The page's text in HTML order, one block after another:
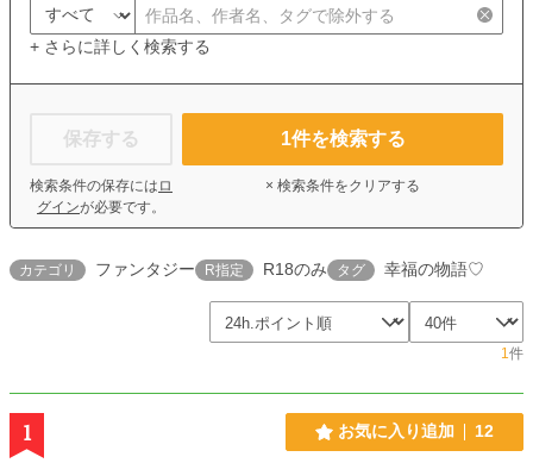
+ さらに詳しく検索する
保存する
検索条件の保存には ロ
グインが必要です。
1件を検索する
× 検索条件をクリアする
カテゴリ ファンタジー R指定 R18のみ タグ 幸福の物語♡
1件
1 お気に入り追加 12